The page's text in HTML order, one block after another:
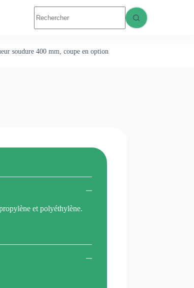
NOUS CONTACTER
résultat
soudure 400 mm, coupe en option
et polyéthylène.